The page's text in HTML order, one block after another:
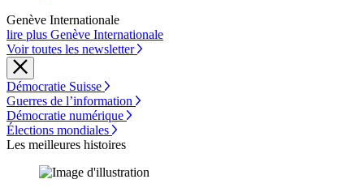
Genève Internationale
lire plus Genève Internationale
Voir toutes les newsletter
Démocratie Suisse
Guerres de l’information
Démocratie numérique
Élections mondiales
Les meilleures histoires